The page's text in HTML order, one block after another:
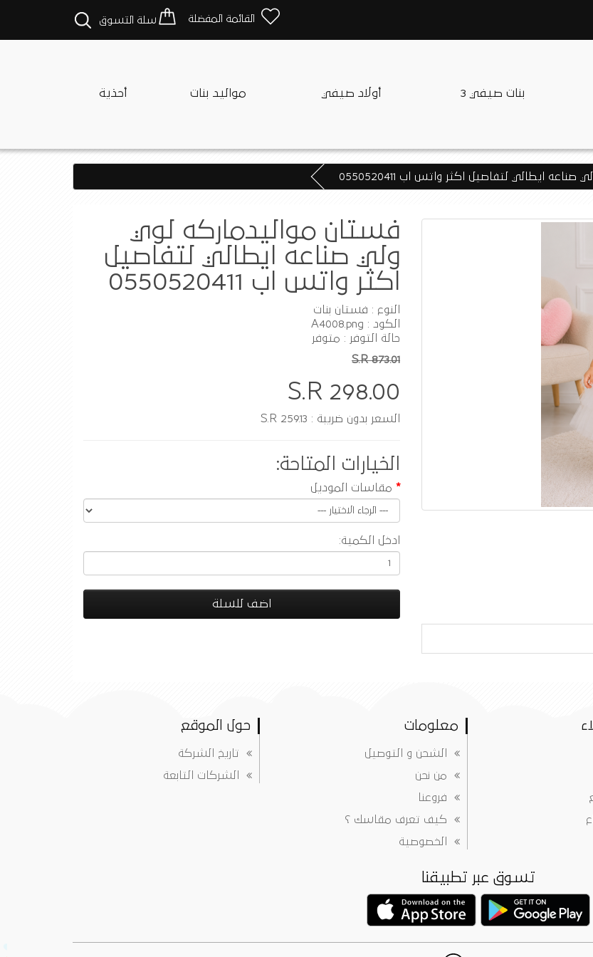
القائمة المفضلة سلة التسوق
بنات صيفي 3 أولاد صيفي مواليد بنات أحذية
ايطالي لتفاصيل اكثر واتس اب 0550520411
فستان مواليدماركه لوي
ولي صناعه ايطالي لتفاصيل
اكثر واتس اب 0550520411
النوع : فستان بنات
الكود : A4008.png
حالة التوفر : متوفر
S.R 873.01
S.R 298.00
السعر بدون ضريبة : S.R 259.13
الخيارات المتاحة:
مقاسات الموديل
ادخل الكمية:
اضف للسلة
معلومات
الشحن و التوصيل
من نحن
فروعنا
كيف تعرف مقاسك ؟
الخصوصية
حول الموقع
تاريخ الشركة
الشركات التابعة
تسوق عبر تطبيقنا